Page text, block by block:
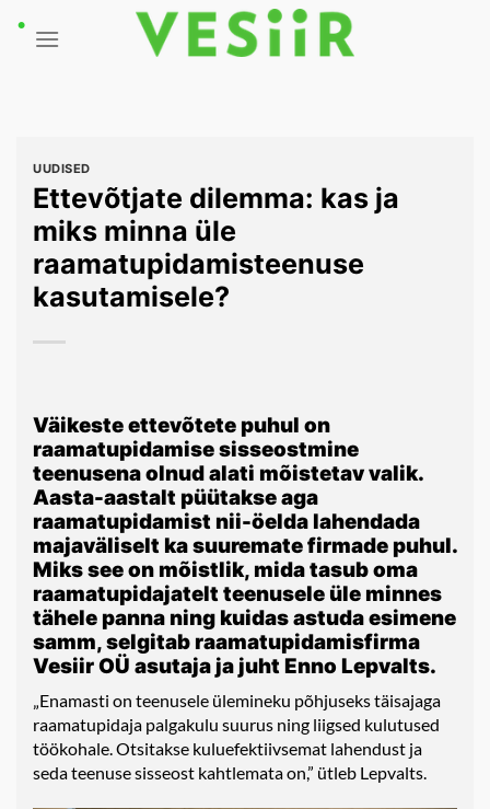
UUDISED
Ettevõtjate dilemma: kas ja
miks minna üle
raamatupidamisteenuse
kasutamisele?
Väikeste ettevõtete puhul on
raamatupidamise sisseostmine
teenusena olnud alati mõistetav valik.
Aasta-aastalt püütakse aga
raamatupidamist nii-öelda lahendada
majaväliselt ka suuremate firmade puhul.
Miks see on mõistlik, mida tasub oma
raamatupidajatelt teenusele üle minnes
tähele panna ning kuidas astuda esimene
samm, selgitab raamatupidamisfirma
Vesiir OÜ asutaja ja juht Enno Lepvalts.
„Enamasti on teenusele ülemineku põhjuseks täisajaga
raamatupidaja palgakulu suurus ning liigsed kulutused
töökohale. Otsitakse kuluefektiivsemat lahendust ja
seda teenuse sisseost kahtlemata on,” ütleb Lepvalts.